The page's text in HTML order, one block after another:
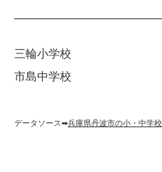
三輪小学校
市島中学校
データソース➡︎兵庫県丹波市の小・中学